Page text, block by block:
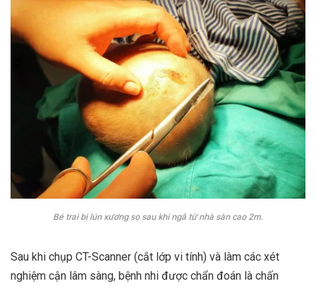
Bé trai bị lún xương sọ sau khi ngã từ nhà sàn cao 2m.
Sau khi chụp CT-Scanner (cắt lớp vi tính) và làm các xét
nghiệm cận lâm sàng, bệnh nhi được chẩn đoán là chấn